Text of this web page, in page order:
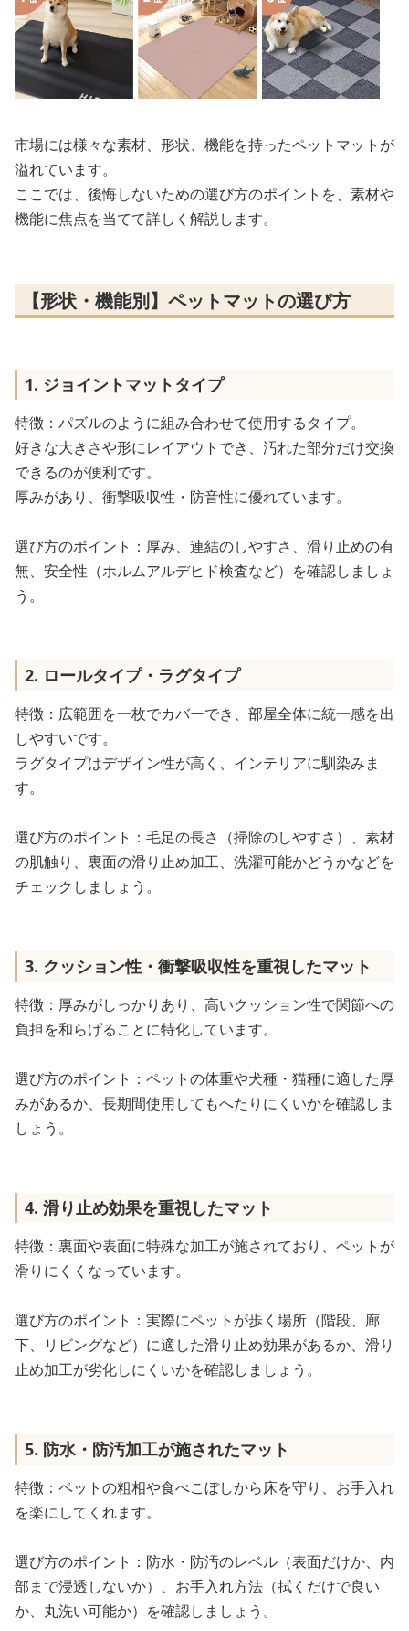
市場には様々な素材、形状、機能を持ったペットマットが
溢れています。
ここでは、後悔しないための選び方のポイントを、素材や
機能に焦点を当てて詳しく解説します。
【形状・機能別】ペットマットの選び方
1. ジョイントマットタイプ
特徴：パズルのように組み合わせて使用するタイプ。
好きな大きさや形にレイアウトでき、汚れた部分だけ交換
できるのが便利です。
厚みがあり、衝撃吸収性・防音性に優れています。
選び方のポイント：厚み、連結のしやすさ、滑り止めの有
無、安全性（ホルムアルデヒド検査など）を確認しましょ
う。
2. ロールタイプ・ラグタイプ
特徴：広範囲を一枚でカバーでき、部屋全体に統一感を出
しやすいです。
ラグタイプはデザイン性が高く、インテリアに馴染みま
す。
選び方のポイント：毛足の長さ（掃除のしやすさ）、素材
の肌触り、裏面の滑り止め加工、洗濯可能かどうかなどを
チェックしましょう。
3. クッション性・衝撃吸収性を重視したマット
特徴：厚みがしっかりあり、高いクッション性で関節への
負担を和らげることに特化しています。
選び方のポイント：ペットの体重や犬種・猫種に適した厚
みがあるか、長期間使用してもへたりにくいかを確認しま
しょう。
4. 滑り止め効果を重視したマット
特徴：裏面や表面に特殊な加工が施されており、ペットが
滑りにくくなっています。
選び方のポイント：実際にペットが歩く場所（階段、廊
下、リビングなど）に適した滑り止め効果があるか、滑り
止め加工が劣化しにくいかを確認しましょう。
5. 防水・防汚加工が施されたマット
特徴：ペットの粗相や食べこぼしから床を守り、お手入れ
を楽にしてくれます。
選び方のポイント：防水・防汚のレベル（表面だけか、内
部まで浸透しないか）、お手入れ方法（拭くだけで良い
か、丸洗い可能か）を確認しましょう。